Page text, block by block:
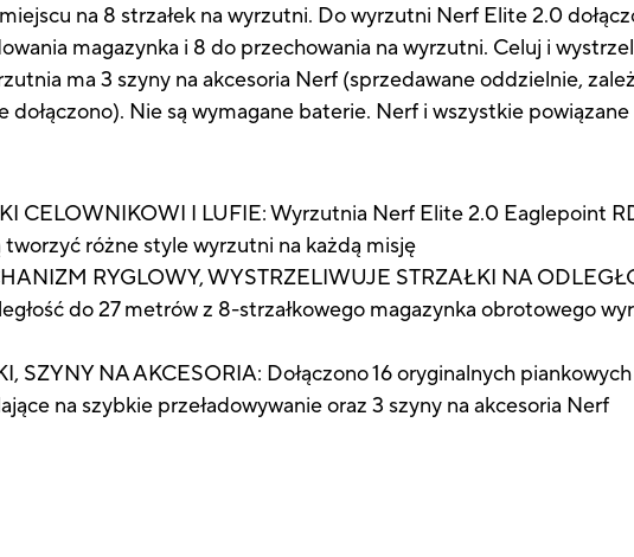
na 8 strzałek na wyrzutni. Do wyrzutni Nerf Elite 2.0
magazynka i 8 do przechowania na wyrzutni. Celuj i
ma 3 szyny na akcesoria Nerf (sprzedawane oddzielnie,
Nie są wymagane baterie. Nerf i wszystkie powiązane
CELOWNIKOWI I LUFIE: Wyrzutnia Nerf Elite 2.0 Eaglepoint
różne style wyrzutni na każdą misję
RYGLOWY, WYSTRZELIWUJE STRZAŁKI NA
do 27 metrów z 8-strzałkowego magazynka obrotowego
SZYNY NA AKCESORIA: Dołączono 16 oryginalnych
na szybkie przeładowywanie oraz 3 szyny na akcesoria Nerf